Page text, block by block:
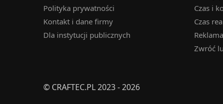
Polityka prywatności
Kontakt i dane firmy
Dla instytucji publicznych
Czas i
Czas
Zwróć
© CRAFTEC.PL 2023 - 2026